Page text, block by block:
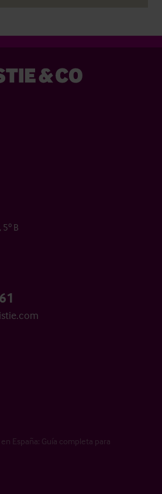
B
España: Guía completa para